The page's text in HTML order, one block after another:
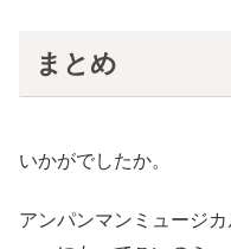
まとめ
いかがでしたか。
アンパンマンミュージ